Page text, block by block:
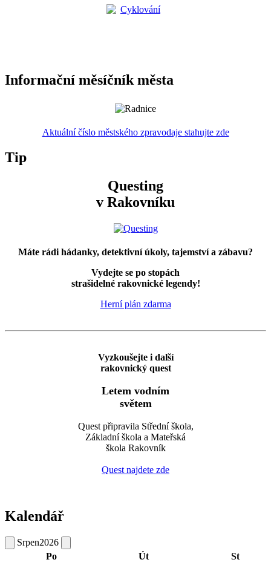
Informační měsíčník města
Aktuální číslo městského zpravodaje stahujte zde
Tip
Questing
v Rakovníku
Máte rádi hádanky, detektivní úkoly, tajemství a zábavu?
Vydejte se po stopách
strašidelné rakovnické legendy!
Herní plán zdarma
Vyzkoušejte i další
rakovnický quest
Letem vodním
světem
Quest připravila Střední škola,
Základní škola a Mateřská
škola Rakovník
Quest najdete zde
Kalendář
Srpen2026
Po
Út St